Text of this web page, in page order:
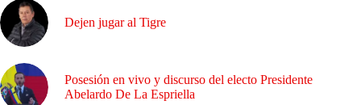
Dejen jugar al Tigre
Posesión en vivo y discurso del electo Presidente
Abelardo De La Espriella